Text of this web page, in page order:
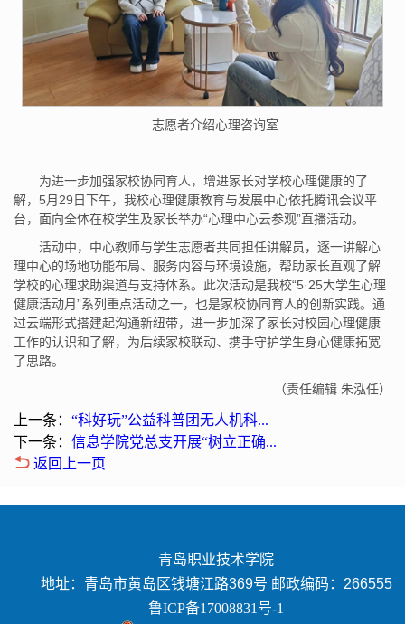
志愿者介绍心理咨询室
为进一步加强家校协同育人，增进家长对学校心理健康的了
解，5月29日下午，我校心理健康教育与发展中心依托腾讯会议平
台，面向全体在校学生及家长举办“心理中心云参观”直播活动。
活动中，中心教师与学生志愿者共同担任讲解员，逐一讲解心
理中心的场地功能布局、服务内容与环境设施，帮助家长直观了解
学校的心理求助渠道与支持体系。此次活动是我校“5·25大学生心理
健康活动月”系列重点活动之一，也是家校协同育人的创新实践。通
过云端形式搭建起沟通新纽带，进一步加深了家长对校园心理健康
工作的认识和了解，为后续家校联动、携手守护学生身心健康拓宽
了思路。
（责任编辑 朱泓任）
上一条： “科好玩”公益科普团无人机科...
下一条： 信息学院党总支开展“树立正确...
返回上一页
青岛职业技术学院
地址：青岛市黄岛区钱塘江路369号 邮政编码：266555
鲁ICP备17008831号-1